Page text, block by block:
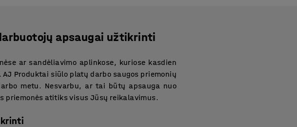
apsaugai užtikrinti
ar sandėliavimo aplinkose, kuriose kasdien
Produktai siūlo platų darbo saugos priemonių
metu. Nesvarbu, ar tai būtų apsauga nuo
priemonės atitiks visus Jūsų reikalavimus.